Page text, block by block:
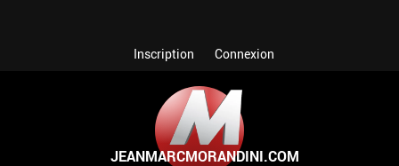
Inscription Connexion